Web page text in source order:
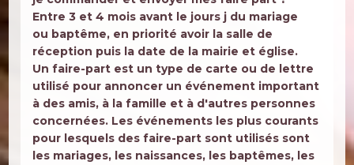
Entre 3 et 4 mois avant le jours j du mariage
ou baptême, en priorité avoir la salle de
réception puis la date de la mairie et église.
Un faire-part est un type de carte ou de lettre
utilisé pour annoncer un événement important
à des amis, à la famille et à d'autres personnes
concernées. Les événements les plus courants
pour lesquels des faire-part sont utilisés sont
les mariages, les naissances, les baptêmes, les